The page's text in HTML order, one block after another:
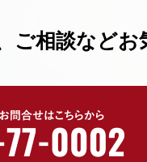
ご相談など